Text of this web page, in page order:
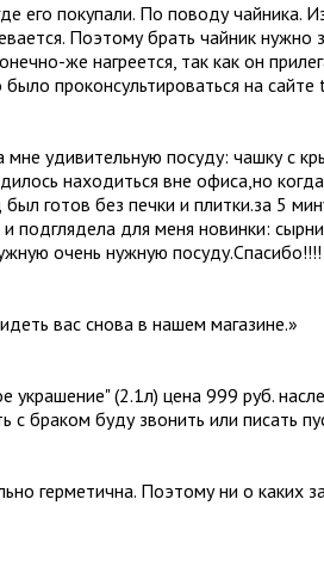
его покупали. По поводу
Поэтому брать чайник
же нагреется, так как он
проконсультироваться на
удивительную посуду: чашку с
находиться вне офиса,но
готов без печки и плитки.за 5
подглядела для меня новинки:
очень нужную посуду.Спасибо!!!!
вас снова в нашем магазине.»
(2.1л) цена 999 руб.
с браком буду звонить или писать
герметична. Поэтому ни о